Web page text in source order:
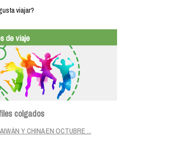
viajar?
de viaje
colgados
Y CHINA EN OCTUBRE ...